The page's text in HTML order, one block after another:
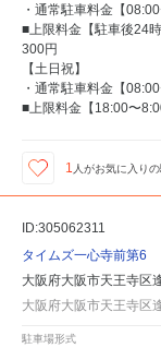
・通常駐車料金【
■上限料金【駐車後24
300円
【土日祝】
・通常駐車料金【
■上限料金【18:00〜
1 人がお気に入り
ID:305062311
タイムズ一心寺前第6
大阪府大阪市天王寺区
大阪府大阪市天王寺区
駐車場形式